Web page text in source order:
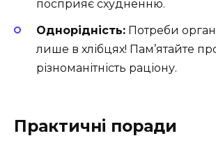
посприяє схудненню.
Однорідність: Потреби
лише в хлібцях! Пам’ятайте
різноманітність раціону.
Практичні поради